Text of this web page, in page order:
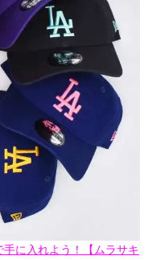
に入れよう！【ムラサキ